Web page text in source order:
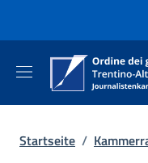
Startseite /